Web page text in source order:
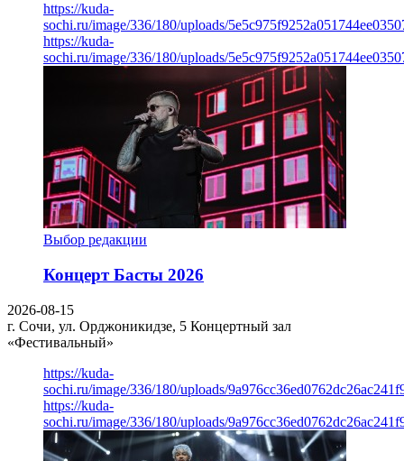
https://kuda-
sochi.ru/image/336/180/uploads/
https://kuda-
sochi.ru/image/336/180/uploads/
Выбор редакции
Концерт Басты 2026
2026-08-15
г. Сочи, ул. Орджоникидзе, 5 Концертный зал
«Фестивальный»
https://kuda-
sochi.ru/image/336/180/uploads/
https://kuda-
sochi.ru/image/336/180/uploads/